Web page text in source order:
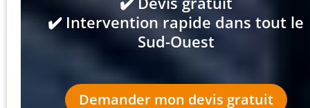
✔️ Intervention rapide dans tout le
Sud-Ouest
Demander mon devis gratuit